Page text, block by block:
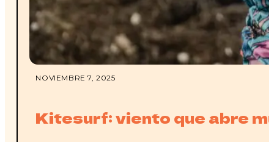
NOVIEMBRE 7, 2025
Kitesurf: viento que abre